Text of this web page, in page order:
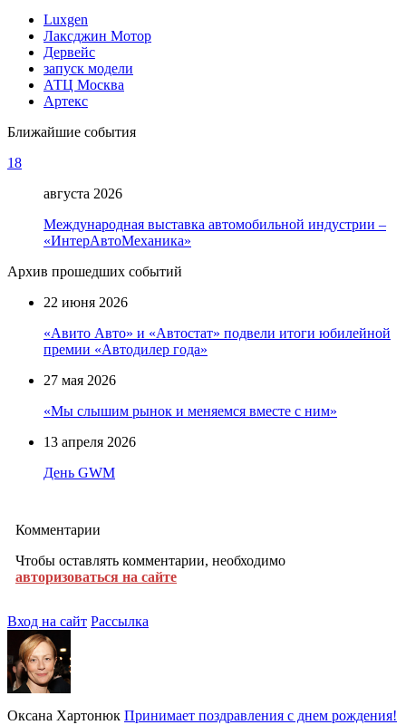
Luxgen
Лаксджин Мотор
Дервейс
запуск модели
АТЦ Москва
Артекс
Ближайшие события
18
августа 2026
Международная выставка автомобильной индустрии –
«ИнтерАвтоМеханика»
Архив прошедших событий
22 июня 2026
«Авито Авто» и «Автостат» подвели итоги юбилейной
премии «Автодилер года»
27 мая 2026
«Мы слышим рынок и меняемся вместе с ним»
13 апреля 2026
День GWM
Комментарии
Чтобы оставлять комментарии, необходимо
авторизоваться на сайте
Вход на сайт Рассылка
Оксана Хартонюк Принимает поздравления с днем рождения!